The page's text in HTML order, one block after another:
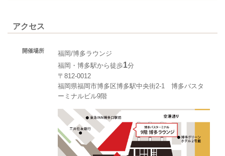
アクセス
開催場所
福岡/博多ラウンジ
福岡・博多駅から徒歩1分
〒812-0012
福岡県福岡市博多区博多駅中央街2-1 博多バスタ
ーミナルビル9階